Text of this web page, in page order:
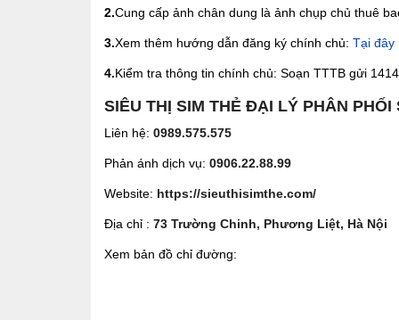
2.Cung cấp ảnh chân dung là ảnh chụp chủ thuê
3.Xem thêm hướng dẫn đăng ký chính chủ: Tại đây
4.Kiểm tra thông tin chính chủ: Soạn TTTB gửi
SIÊU THỊ SIM THẺ ĐẠI LÝ PHÂN PHỐI
Liên hệ: 0989.575.575
Phản ánh dịch vụ: 0906.22.88.99
Website: https://sieuthisimthe.com/
Địa chỉ : 73 Trường Chinh, Phương Liệt, Hà Nội
Xem bản đồ chỉ đường: